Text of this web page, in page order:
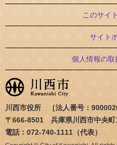
このサイ
サイト
個人情報の取
川西市役所 ［法人番号：
〒666-8501 兵庫県川西市中央
電話：072-740-1111（代表）